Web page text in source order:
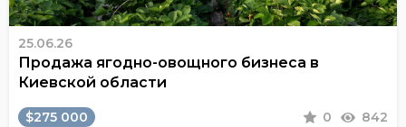
25.06.26
Продажа ягодно-овощного бизнеса в
Киевской области
$275 000 0 842